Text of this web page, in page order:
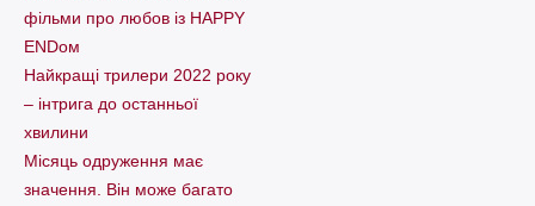
фільми про любов із HAPPY
ENDом
Найкращі трилери 2022 року
– інтрига до останньої
хвилини
Місяць одруження має
значення. Він може багато